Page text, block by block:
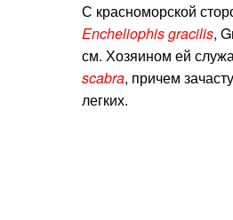
С красноморской
Encheliophis gracilis,
см. Хозяином ей
scabra, причем
легких.